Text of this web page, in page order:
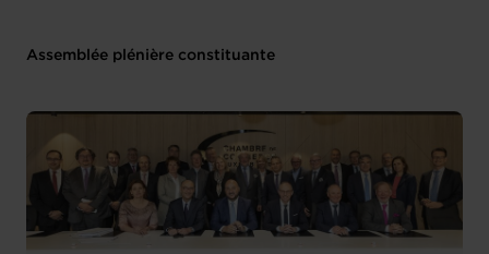
Assemblée plénière constituante